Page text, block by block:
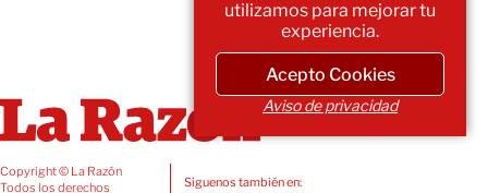
Copyright © La Razón
Todos los derechos
Siguenos también en:
utilizamos para mejorar tu
experiencia.
Acepto Cookies
Aviso de privacidad